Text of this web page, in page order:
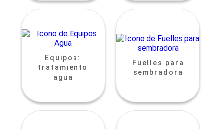
Equipos:
tratamiento
agua
Fuelles para
sembradora